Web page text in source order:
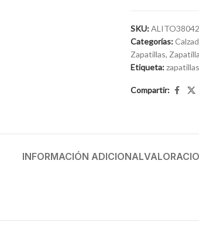
SKU:
Categorías:
Zapatillas,
Etiqueta:
Compartir:
INFORMACIÓN ADICIONAL